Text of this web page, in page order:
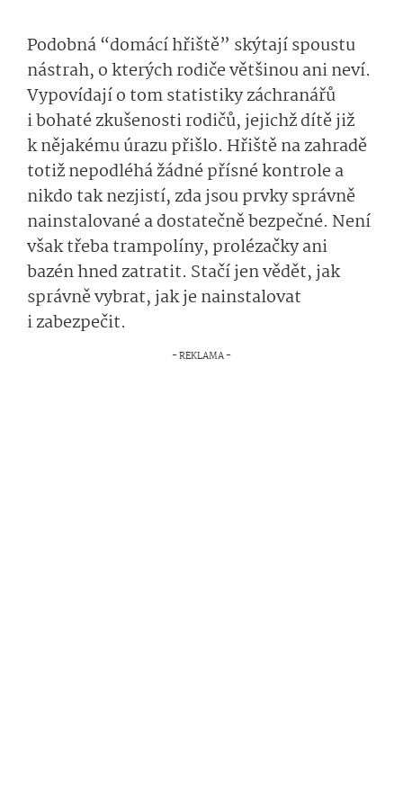
Podobná “domácí hřiště” skýtají spoustu
nástrah, o kterých rodiče většinou ani neví.
Vypovídají o tom statistiky záchranářů
i bohaté zkušenosti rodičů, jejichž dítě již
k nějakému úrazu přišlo. Hřiště na zahradě
totiž nepodléhá žádné přísné kontrole a
nikdo tak nezjistí, zda jsou prvky správně
nainstalované a dostatečně bezpečné. Není
však třeba trampolíny, prolézačky ani
bazén hned zatratit. Stačí jen vědět, jak
správně vybrat, jak je nainstalovat
i zabezpečit.